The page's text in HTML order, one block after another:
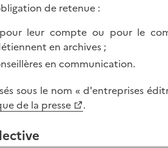
de retenue :
leur compte ou pour le
en archives ;
en communication.
sous le nom « d'entreprises
de la presse .